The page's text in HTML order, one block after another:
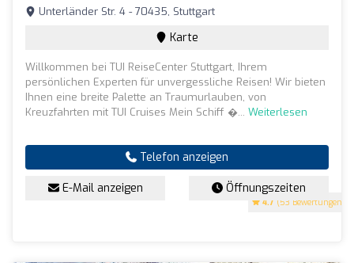
4.7 (53 Bewertungen)
Unterländer Str. 4 - 70435, Stuttgart
Karte
Willkommen bei TUI ReiseCenter Stuttgart, Ihrem
persönlichen Experten für unvergessliche Reisen! Wir bieten
Ihnen eine breite Palette an Traumurlauben, von
Kreuzfahrten mit TUI Cruises Mein Schiff �... Weiterlesen
Telefon anzeigen
E-Mail anzeigen Öffnungszeiten